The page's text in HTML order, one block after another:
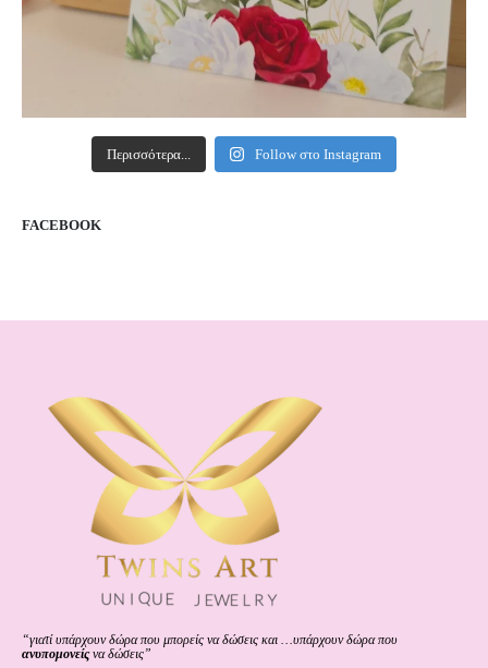
Περισσότερα... Follow στο Instagram
FACEBOOK
“γιατί υπάρχουν δώρα που μπορείς να δώσεις και …υπάρχουν δώρα που
ανυπομονείςνα δώσεις”